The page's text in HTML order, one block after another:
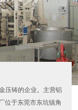
铸的企业。主营铝
位于东莞市东坑镇角